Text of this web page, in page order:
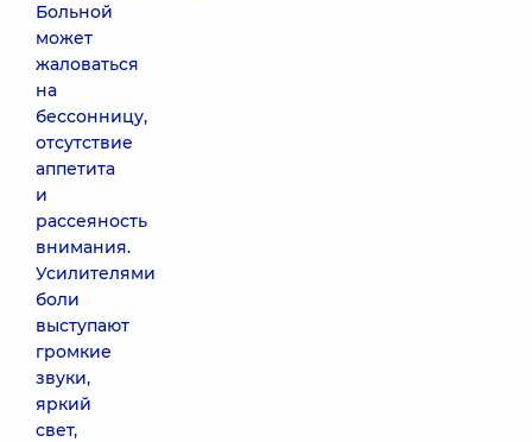
Больной
может
жаловаться
на
бессонницу,
отсутствие
аппетита
и
рассеяность
внимания.
Усилителями
боли
выступают
громкие
звуки,
яркий
свет,